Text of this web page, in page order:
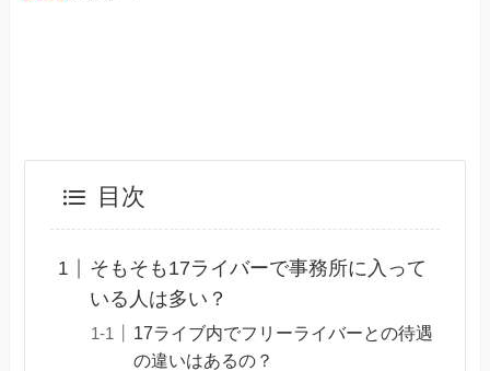
目次
そもそも17ライバーで事務所に入って
いる人は多い？
17ライブ内でフリーライバーとの待遇
の違いはあるの？